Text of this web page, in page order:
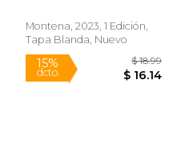
Montena, 2023, 1 Edición,
Tapa Blanda, Nuevo